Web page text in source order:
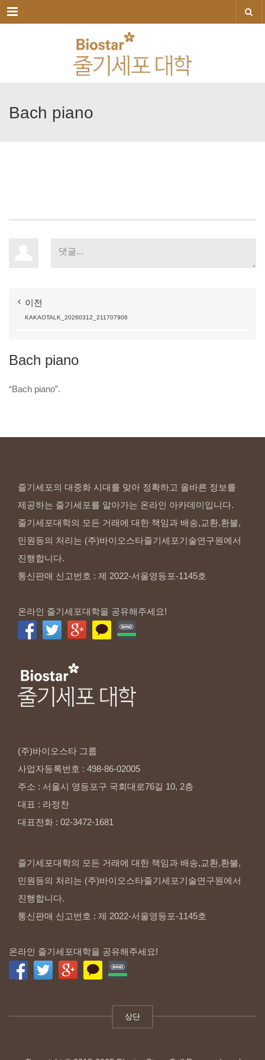
메뉴
Bach piano
이전
KAKAOTALK_20260312_211707906
Bach piano
“Bach piano”.
줄기세포의 대중화 시대를 맞아 정확하고 올바른 정보를
제공하는 줄기세포를 알아가는 온라인 아카데미입니다.
줄기세포대학의 모든 거래에 대한 책임과 배송,교환,환불,
민원등의 처리는 (주)바이오스타줄기세포기술연구원에서
진행합니다.
통신판매 신고번호 : 제 2022-서울영등포-1145호
온라인 줄기세포대학을 공유해주세요!
(주)바이오스타 그룹
사업자등록번호 : 498-86-02005
주소 : 서울시 영등포구 국회대로76길 10, 2층
대표 : 라정찬
대표전화 : 02-3472-1681
줄기세포대학의 모든 거래에 대한 책임과 배송,교환,환불,
민원등의 처리는 (주)바이오스타줄기세포기술연구원에서
진행합니다.
통신판매 신고번호 : 제 2022-서울영등포-1145호
온라인 줄기세포대학을 공유해주세요!
상단